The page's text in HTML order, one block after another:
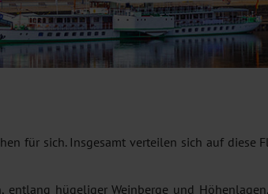
für sich. Insgesamt verteilen sich auf diese
hügeliger Weinberge und